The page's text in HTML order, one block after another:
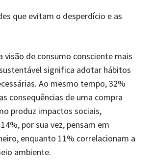
que evitam o desperdício e as
de consumo consciente mais
significa adotar hábitos
Ao mesmo tempo, 32%
consequências de uma compra
produz impactos sociais,
por sua vez, pensam em
enquanto 11% correlacionam a
ambiente.